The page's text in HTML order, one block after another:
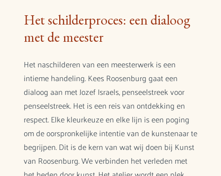
Het schilderproces: een dialoog
met de meester
Het naschilderen van een meesterwerk is een
intieme handeling. Kees Roosenburg gaat een
dialoog aan met Jozef Israels, penseelstreek voor
penseelstreek. Het is een reis van ontdekking en
respect. Elke kleurkeuze en elke lijn is een poging
om de oorspronkelijke intentie van de kunstenaar te
begrijpen. Dit is de kern van wat wij doen bij Kunst
van Roosenburg. We verbinden het verleden met